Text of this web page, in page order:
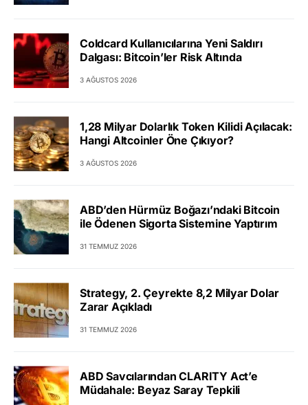
Coldcard Kullanıcılarına Yeni Saldırı
Dalgası: Bitcoin’ler Risk Altında
3 AĞUSTOS 2026
1,28 Milyar Dolarlık Token Kilidi Açılacak:
Hangi Altcoinler Öne Çıkıyor?
3 AĞUSTOS 2026
ABD’den Hürmüz Boğazı’ndaki Bitcoin
ile Ödenen Sigorta Sistemine Yaptırım
31 TEMMUZ 2026
Strategy, 2. Çeyrekte 8,2 Milyar Dolar
Zarar Açıkladı
31 TEMMUZ 2026
ABD Savcılarından CLARITY Act’e
Müdahale: Beyaz Saray Tepkili